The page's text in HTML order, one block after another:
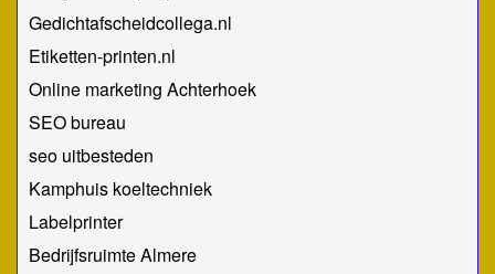
Gedichtafscheidcollega.nl
Etiketten-printen.nl
Online marketing Achterhoek
SEO bureau
seo uitbesteden
Kamphuis koeltechniek
Labelprinter
Bedrijfsruimte Almere